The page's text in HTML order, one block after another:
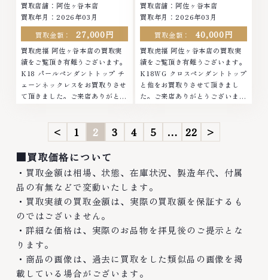
買取店舗：阿佐ヶ谷本店
買取年月： 2026年03月
買取金額：
27,000円
買取虎福 阿佐ヶ谷本店の買取実
績をご覧頂き有難うございます。
K18 パールペンダントトップ チ
ェーンネックレスをお買取りさせ
て頂きました。ご来店ありがとう
ブランド品 ブランド衣類 お酒買
取りのことなら...
買取店舗：阿佐ヶ谷本店
買取年月： 2026年03月
買取金額：
40,000円
買取虎福 阿佐ヶ谷本店の買取実
績をご覧頂き有難うございます。
K18WG クロスペンダントトップ
と他をお買取りさせて頂きまし
た。ご来店ありがとうございまし
ブランド衣類 お酒買取りのこと
なら、お任せくだ...
< 1 2 3 4 5 … 22
>
■買取価格について
・買取金額は相場、状態、在庫状況、製造年代、付属
品の有無などで変動いたします。
・買取実績の買取金額は、実際の買取額を保証するも
のではございません。
・詳細な価格は、実際のお品物を拝見後のご提示とな
ります。
・商品の画像は、過去に買取をした類似品の画像を掲
載している場合がございます。